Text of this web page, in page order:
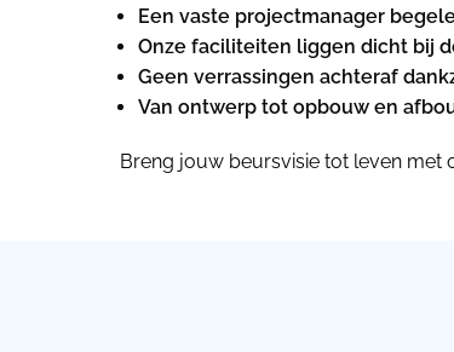
Een vaste projectmanager
Onze faciliteiten liggen dicht bij
Geen verrassingen achteraf
Van ontwerp tot opbouw en
Breng jouw beursvisie tot leven met